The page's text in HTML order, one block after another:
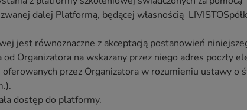
dalej Platformą, będącej własnością
jest równoznaczne z akceptacją postanowień
Organizatora na wskazany przez niego adres poczty
przez Organizatora w rozumieniu ustawy o
dostęp do platformy.